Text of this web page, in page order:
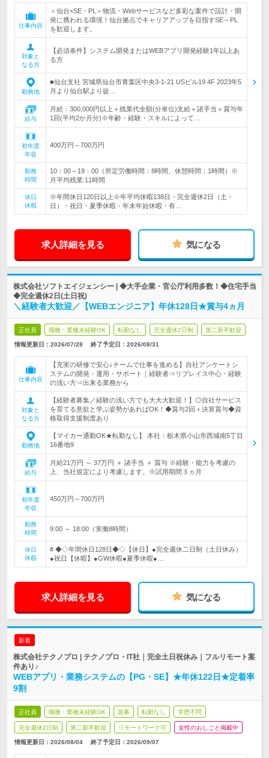
仕事内容
＜仙台×SE・PL＞物流・Webサービスなど多彩な案件で設計・開
発に携われる環境！仙台拠点でキャリアアップを目指すSE～PL
を歓迎します。
対象と
なる方
【必須条件】システム開発またはWEBアプリ開発経験1年以上あ
る方
勤務地
■仙台支社 宮城県仙台市青葉区中央3-1-21 USビル19 4F 2023年5
月より仙台駅より徒…
給与
月給：300,000円以上＋残業代全額(分単位)支給＋諸手当＋賞与年
1回(平均2か月分)※年齢・経験・スキルによって…
初年度
年収
400万円～700万円
勤務
時間
10：00～19：00（所定労働時間：8時間、休憩時間：1時間）※
月平均残業:11時間
休日
休暇
※年間休日120日以上※年平均休暇138日・完全週休2日（土・
日）・祝日・夏季休暇・年末年始休暇・有…
求人詳細を見る 気になる
株式会社ソフトエイジェンシー | ◆大手企業・官公庁利用多数！◆住宅手当
◆完全週休2日(土日祝)
＼経験者大歓迎／【WEBエンジニア】年休128日★賞与4ヵ月
正社員 職種・業種未経験OK 転勤なし 完全週休2日制 第二新卒歓迎
情報更新日：2026/07/28 終了予定日： 2026/08/31
仕事内容
【充実の研修で安心♪チームで仕事を進める】自社アンケートシ
ステムの開発・運用・サポート｜経験者⇒リプレイス中心・経験
の浅い方⇒出来る業務から
対象と
なる方
【経験者募集／経験の浅い方でも大大大歓迎！】◎自社サービス
を育てる意欲と学ぶ姿勢があればOK！◆賞与2回＋決算賞与◆資
格取得支援制度あり
勤務地
【マイカー通勤OK★転勤なし】 本社：栃木県小山市西城南5丁目
16番地9
給与
月給21万円 ～ 37万円 ＋ 諸手当 ＋ 賞与 ※経験・能力を考慮の
上、当社規定により考慮します。※試用期間３ヵ月
初年度
年収
450万円～700万円
勤務
時間
9:00 ～ 18:00（実働8時間）
休日
休暇
# ◆◇年間休日128日◆◇【休日】●完全週休二日制（土日休み）
●祝日【休暇】●GW休暇●夏季休暇●…
求人詳細を見る 気になる
新着
株式会社テクノプロ | テクノプロ・IT社｜完全土日祝休み｜フルリモート案
件あり♪
WEBアプリ・業務システムの【PG・SE】★年休122日★定着率
9割
正社員 職種・業種未経験OK 急募 転勤なし 学歴不問
完全週休2日制 第二新卒歓迎 リモートワーク可 女性のおしごと掲載中
情報更新日：2026/08/04 終了予定日： 2026/09/07